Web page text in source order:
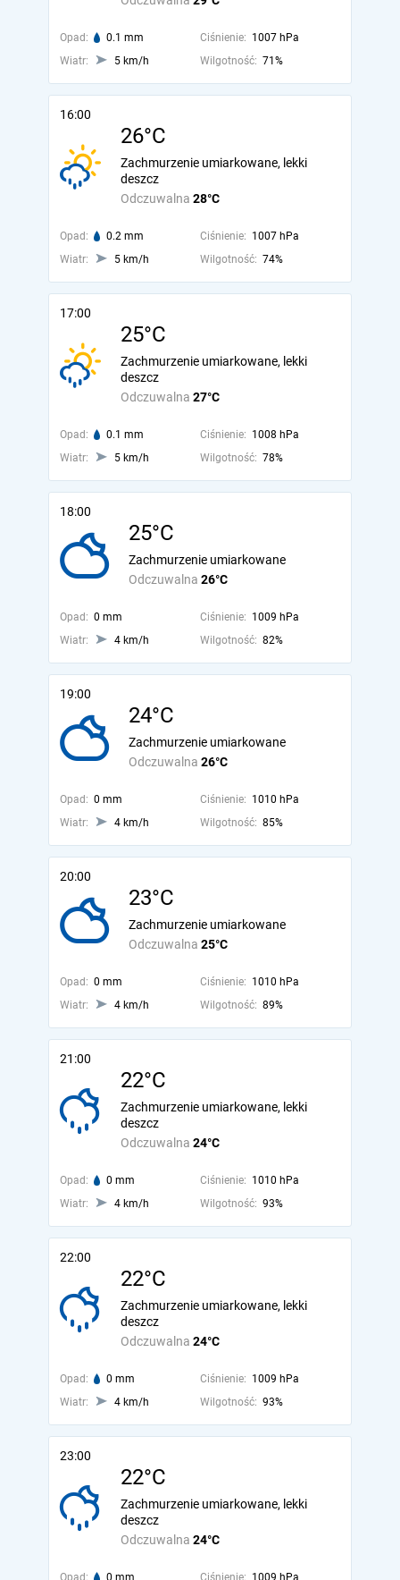
Opad: 0.1 mm Ciśnienie: 1007 hPa
Wiatr:
5 km/h Wilgotność: 71%
16:00
26°C
Odczuwalna 28°C
Zachmurzenie umiarkowane, lekki
deszcz
Opad: 0.2 mm Ciśnienie: 1007 hPa
Wiatr:
5 km/h Wilgotność: 74%
17:00
25°C
Odczuwalna 27°C
Zachmurzenie umiarkowane, lekki
deszcz
Opad: 0.1 mm Ciśnienie: 1008 hPa
Wiatr:
5 km/h Wilgotność: 78%
18:00
25°C
Odczuwalna 26°C
Zachmurzenie umiarkowane
Opad: 0 mm Ciśnienie: 1009 hPa
Wiatr:
4 km/h Wilgotność: 82%
19:00
24°C
Odczuwalna 26°C
Zachmurzenie umiarkowane
Opad: 0 mm Ciśnienie: 1010 hPa
Wiatr:
4 km/h Wilgotność: 85%
20:00
23°C
Odczuwalna 25°C
Zachmurzenie umiarkowane
Opad: 0 mm Ciśnienie: 1010 hPa
Wiatr:
4 km/h Wilgotność: 89%
21:00
22°C
Odczuwalna 24°C
Zachmurzenie umiarkowane, lekki
deszcz
Opad: 0 mm Ciśnienie: 1010 hPa
Wiatr:
4 km/h Wilgotność: 93%
22:00
22°C
Odczuwalna 24°C
Zachmurzenie umiarkowane, lekki
deszcz
Opad: 0 mm Ciśnienie: 1009 hPa
Wiatr:
4 km/h Wilgotność: 93%
23:00
22°C
Odczuwalna 24°C
Zachmurzenie umiarkowane, lekki
deszcz
Opad: 0 mm Ciśnienie: 1009 hPa